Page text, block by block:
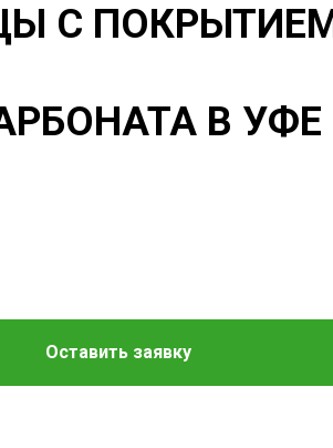
С
В УФЕ
Оставить заявку